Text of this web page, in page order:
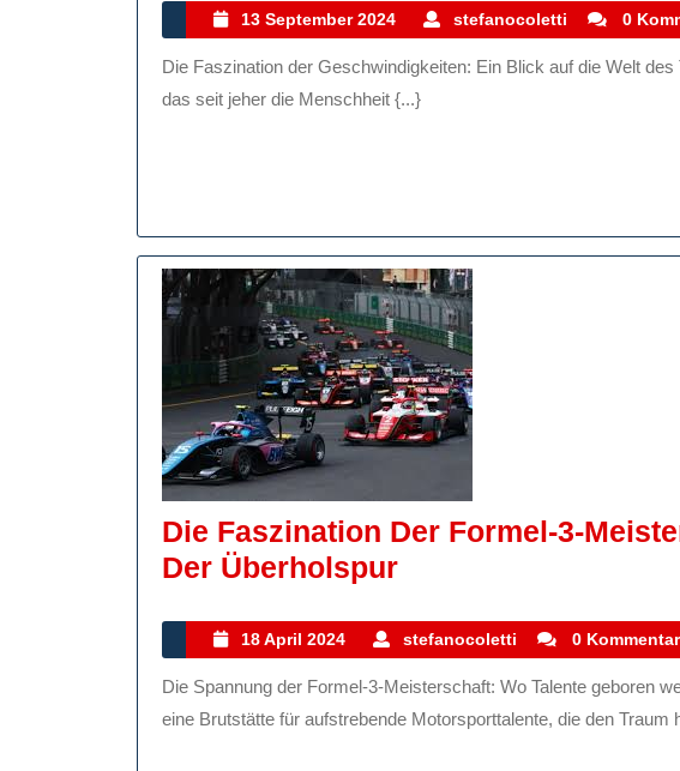
Von
Welt
13 September 2024
13
September
2024
stefanocoletti 0
Die Faszination der Geschwindigkeiten: Ein Blick auf die Welt des Tempos Geschwindigkeit – ein Konzept,
das seit jeher die Menschheit {...}
Die Faszination Der Formel-3-
Der ÜberholspurDie
Der
Formel-
3-
18 April 2024
18
April
2024
stefanocoletti stefanocoletti
0
Die Spannung der Formel-3-Meisterschaft: Wo Talente geboren werden Die Formel-3-Meisterschaft ist
eine Brutstätte für aufstrebende Motorsporttalente, die den Traum